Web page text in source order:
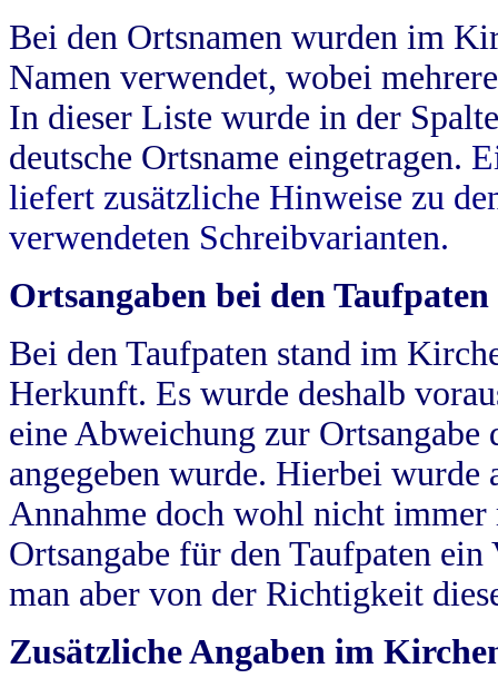
Bei den Ortsnamen wurden im
Namen verwendet, wobei
In dieser Liste wurde in der
deutsche Ortsname eingetragen.
liefert zusätzliche Hinweise zu
verwendeten Schreibvarianten.
Ortsangaben bei den Taufpaten
Bei den Taufpaten stand im
Herkunft. Es wurde deshalb
eine Abweichung zur
angegeben wurde. Hierbei wurde
Annahme doch wohl nicht
Ortsangabe für den Taufpaten
man aber von der Richtigkeit
Zusätzliche Angaben im